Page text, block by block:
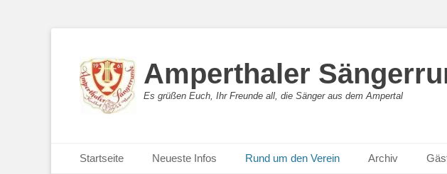
Amperthaler
Es grüßen Euch, Ihr Freunde all, die Sänger aus dem Ampertal
Primäres Menü
Startseite Neueste Infos Rund um den Verein Archiv